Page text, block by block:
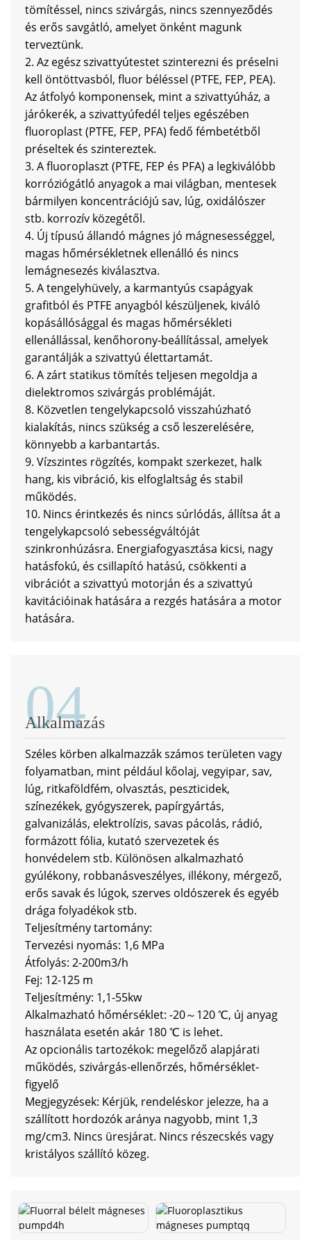
tömítéssel, nincs szivárgás, nincs szennyeződés
és erős savgátló, amelyet önként magunk
terveztünk.
2. Az egész szivattyútestet szinterezni és préselni
kell öntöttvasból, fluor béléssel (PTFE, FEP, PEA).
Az átfolyó komponensek, mint a szivattyúház, a
járókerék, a szivattyúfedél teljes egészében
fluoroplast (PTFE, FEP, PFA) fedő fémbetétből
préseltek és szintereztek.
3. A fluoroplaszt (PTFE, FEP és PFA) a legkiválóbb
korróziógátló anyagok a mai világban, mentesek
bármilyen koncentrációjú sav, lúg, oxidálószer
stb. korrozív közegétől.
4. Új típusú állandó mágnes jó mágnesességgel,
magas hőmérsékletnek ellenálló és nincs
lemágnesezés kiválasztva.
5. A tengelyhüvely, a karmantyús csapágyak
grafitból és PTFE anyagból készüljenek, kiváló
kopásállósággal és magas hőmérsékleti
ellenállással, kenőhorony-beállítással, amelyek
garantálják a szivattyú élettartamát.
6. A zárt statikus tömítés teljesen megoldja a
dielektromos szivárgás problémáját.
8. Közvetlen tengelykapcsoló visszahúzható
kialakítás, nincs szükség a cső leszerelésére,
könnyebb a karbantartás.
9. Vízszintes rögzítés, kompakt szerkezet, halk
hang, kis vibráció, kis elfoglaltság és stabil
működés.
10. Nincs érintkezés és nincs súrlódás, állítsa át a
tengelykapcsoló sebességváltóját
szinkronhúzásra. Energiafogyasztása kicsi, nagy
hatásfokú, és csillapító hatású, csökkenti a
vibrációt a szivattyú motorján és a szivattyú
kavitációinak hatására a rezgés hatására a motor
hatására.
04
Alkalmazás
Széles körben alkalmazzák számos területen vagy
folyamatban, mint például kőolaj, vegyipar, sav,
lúg, ritkaföldfém, olvasztás, peszticidek,
színezékek, gyógyszerek, papírgyártás,
galvanizálás, elektrolízis, savas pácolás, rádió,
formázott fólia, kutató szervezetek és
honvédelem stb. Különösen alkalmazható
gyúlékony, robbanásveszélyes, illékony, mérgező,
erős savak és lúgok, szerves oldószerek és egyéb
drága folyadékok stb.
Teljesítmény tartomány:
Tervezési nyomás: 1,6 MPa
Átfolyás: 2-200m3/h
Fej: 12-125 m
Teljesítmény: 1,1-55kw
Alkalmazható hőmérséklet: -20～120 ℃, új anyag
használata esetén akár 180 ℃ is lehet.
Az opcionális tartozékok: megelőző alapjárati
működés, szivárgás-ellenőrzés, hőmérséklet-
figyelő
Megjegyzések: Kérjük, rendeléskor jelezze, ha a
szállított hordozók aránya nagyobb, mint 1,3
mg/cm3. Nincs üresjárat. Nincs részecskés vagy
kristályos szállító közeg.